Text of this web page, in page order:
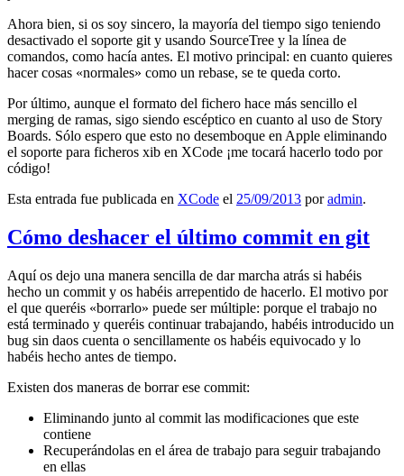
Ahora bien, si os soy sincero, la mayoría del tiempo sigo teniendo
desactivado el soporte git y usando SourceTree y la línea de
comandos, como hacía antes. El motivo principal: en cuanto quieres
hacer cosas «normales» como un rebase, se te queda corto.
Por último, aunque el formato del fichero hace más sencillo el
merging de ramas, sigo siendo escéptico en cuanto al uso de Story
Boards. Sólo espero que esto no desemboque en Apple eliminando
el soporte para ficheros xib en XCode ¡me tocará hacerlo todo por
código!
Esta entrada fue publicada en XCode el 25/09/2013 poradmin.
Cómo deshacer el último commit en git
Aquí os dejo una manera sencilla de dar marcha atrás si habéis
hecho un commit y os habéis arrepentido de hacerlo. El motivo por
el que queréis «borrarlo» puede ser múltiple: porque el trabajo no
está terminado y queréis continuar trabajando, habéis introducido un
bug sin daos cuenta o sencillamente os habéis equivocado y lo
habéis hecho antes de tiempo.
Existen dos maneras de borrar ese commit:
Eliminando junto al commit las modificaciones que este
contiene
Recuperándolas en el área de trabajo para seguir trabajando
en ellas